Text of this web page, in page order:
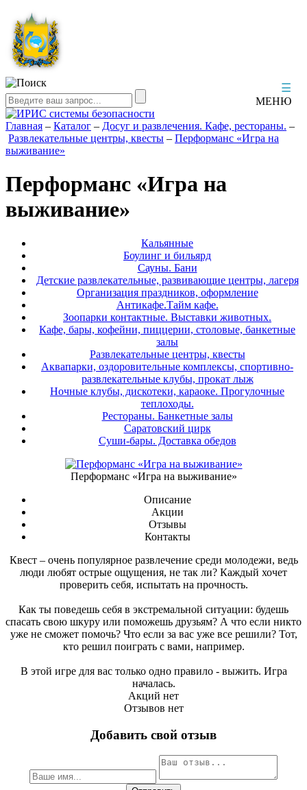
☰
МЕНЮ
Главная – Каталог – Досуг и развлечения. Кафе, рестораны. –
Развлекательные центры, квесты – Перформанс «Игра на
выживание»
Перформанс «Игра на
выживание»
Кальянные
Боулинг и бильярд
Сауны. Бани
Детские развлекательные, развивающие центры, лагеря
Организация праздников, оформление
Антикафе.Тайм кафе.
Зоопарки контактные. Выставки животных.
Кафе, бары, кофейни, пиццерии, столовые, банкетные
залы
Развлекательные центры, квесты
Аквапарки, оздоровительные комплексы, спортивно-
развлекательные клубы, прокат лыж
Ночные клубы, дискотеки, караоке. Прогулочные
теплоходы.
Рестораны. Банкетные залы
Саратовский цирк
Суши-бары. Доставка обедов
Перформанс «Игра на выживание»
Описание
Акции
Отзывы
Контакты
Квест – очень популярное развлечение среди молодежи, ведь
люди любят острые ощущения, не так ли? Каждый хочет
проверить себя, испытать на прочность.
Как ты поведешь себя в экстремальной ситуации: будешь
спасать свою шкуру или поможешь друзьям? А что если никто
уже не сможет помочь? Что если за вас уже все решили? Тот,
кто решил поиграть с вами, например.
В этой игре для вас только одно правило - выжить. Игра
началась.
Акций нет
Отзывов нет
Добавить свой отзыв